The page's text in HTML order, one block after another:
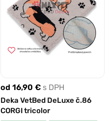
od 16,90 € s DPH
Deka VetBed DeLuxe č.86
CORGI tricolor